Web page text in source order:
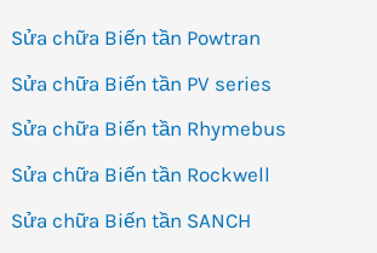
Sửa chữa Biến tần Powtran
Sửa chữa Biến tần PV series
Sửa chữa Biến tần Rhymebus
Sửa chữa Biến tần Rockwell
Sửa chữa Biến tần SANCH